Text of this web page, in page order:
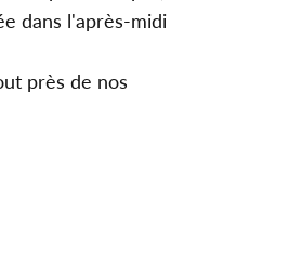
dans l'après-midi
près de nos